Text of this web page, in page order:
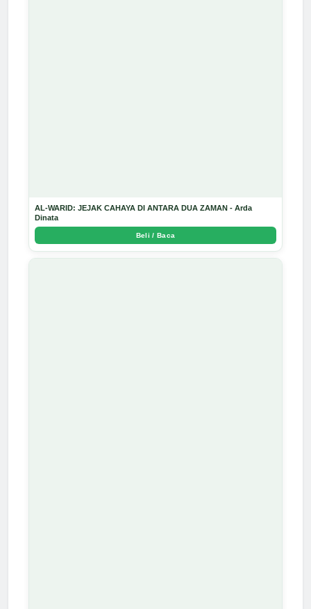
AL-WARID: JEJAK CAHAYA DI ANTARA DUA ZAMAN - Arda
Dinata
Beli / Baca